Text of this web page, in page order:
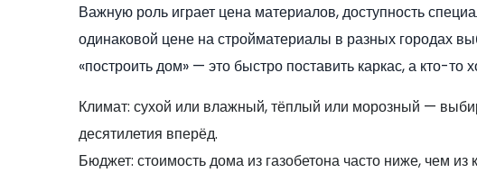
Важную роль играет цена материалов, доступность
одинаковой цене на стройматериалы в разных городах
«построить дом» — это быстро поставить каркас, а кто-то
Климат: сухой или влажный, тёплый или морозный —
десятилетия вперёд.
Бюджет: стоимость дома из газобетона часто ниже, чем